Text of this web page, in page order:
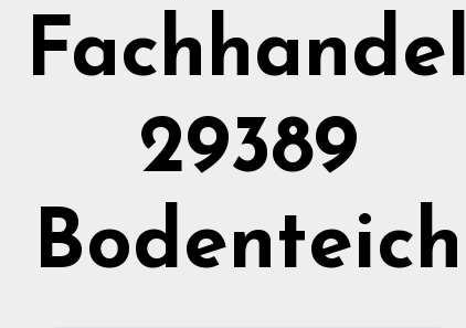
Fachhandel
29389
Bodenteich